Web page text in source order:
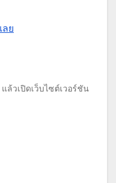
ลย
ล้วเปิดเว็บไซต์เวอร์ชัน